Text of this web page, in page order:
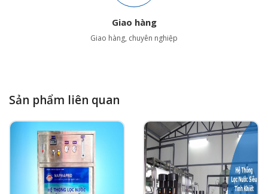
Giao hàng
Giao hàng, chuyên nghiệp
Sản phẩm liên quan